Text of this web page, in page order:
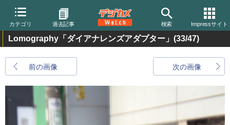
カテゴリ 過去記事 検索 Impressサイト
Lomography「ダイアナレンズアダプター」 (33/47)
前の画像 次の画像